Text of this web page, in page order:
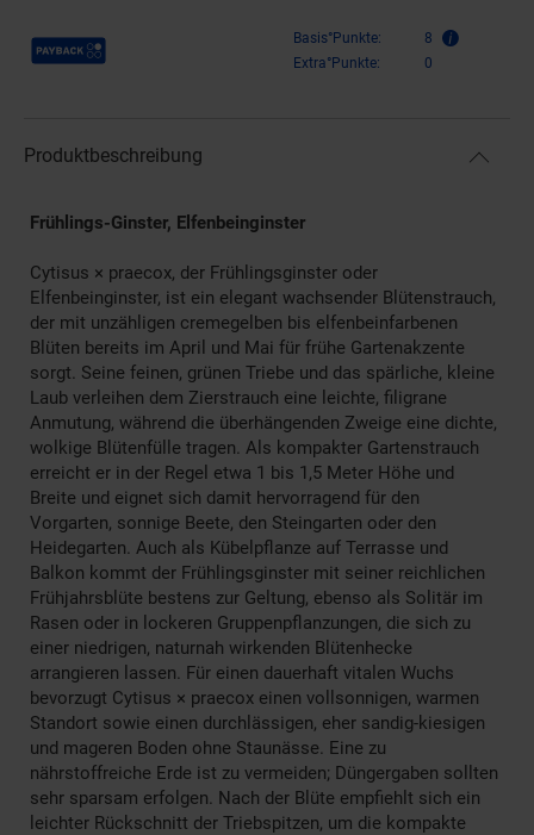
Payback Punkte Basis°Punkte:
8
Extra°Punkte:
0
Produktbeschreibung
Frühlings-Ginster, Elfenbeinginster
Cytisus × praecox, der Frühlingsginster oder
Elfenbeinginster, ist ein elegant wachsender Blütenstrauch,
der mit unzähligen cremegelben bis elfenbeinfarbenen
Blüten bereits im April und Mai für frühe Gartenakzente
sorgt. Seine feinen, grünen Triebe und das spärliche, kleine
Laub verleihen dem Zierstrauch eine leichte, filigrane
Anmutung, während die überhängenden Zweige eine dichte,
wolkige Blütenfülle tragen. Als kompakter Gartenstrauch
erreicht er in der Regel etwa 1 bis 1,5 Meter Höhe und
Breite und eignet sich damit hervorragend für den
Vorgarten, sonnige Beete, den Steingarten oder den
Heidegarten. Auch als Kübelpflanze auf Terrasse und
Balkon kommt der Frühlingsginster mit seiner reichlichen
Frühjahrsblüte bestens zur Geltung, ebenso als Solitär im
Rasen oder in lockeren Gruppenpflanzungen, die sich zu
einer niedrigen, naturnah wirkenden Blütenhecke
arrangieren lassen. Für einen dauerhaft vitalen Wuchs
bevorzugt Cytisus × praecox einen vollsonnigen, warmen
Standort sowie einen durchlässigen, eher sandig-kiesigen
und mageren Boden ohne Staunässe. Eine zu
nährstoffreiche Erde ist zu vermeiden; Düngergaben sollten
sehr sparsam erfolgen. Nach der Blüte empfiehlt sich ein
leichter Rückschnitt der Triebspitzen, um die kompakte